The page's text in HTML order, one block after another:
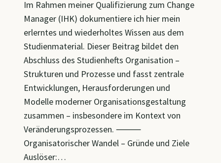
Im Rahmen meiner Qualifizierung zum Change
Manager (IHK) dokumentiere ich hier mein
erlerntes und wiederholtes Wissen aus dem
Studienmaterial. Dieser Beitrag bildet den
Abschluss des Studienhefts Organisation –
Strukturen und Prozesse und fasst zentrale
Entwicklungen, Herausforderungen und
Modelle moderner Organisationsgestaltung
zusammen – insbesondere im Kontext von
Veränderungsprozessen. ⸻
Organisatorischer Wandel – Gründe und Ziele
Auslöser:…